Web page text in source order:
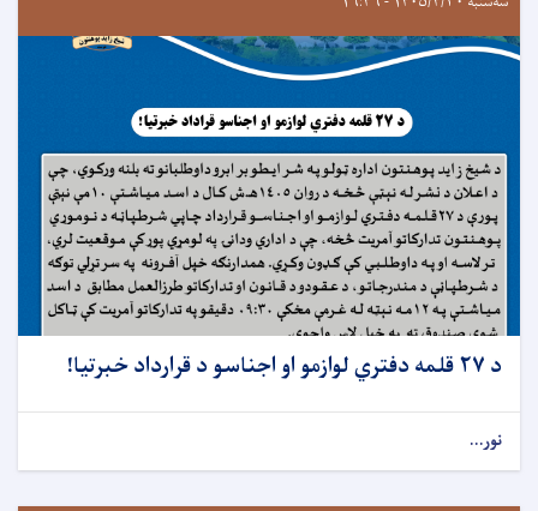
د ۲۷ قلمه دفتري لوازمو او اجناسو د قرارداد خبرتيا!
نور...